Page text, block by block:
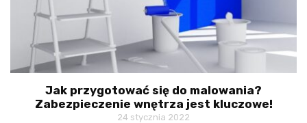
Jak przygotować się do malowania?
Zabezpieczenie wnętrza jest kluczowe!
24 stycznia 2022